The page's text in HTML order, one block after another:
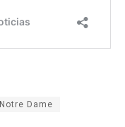
Notre Dame